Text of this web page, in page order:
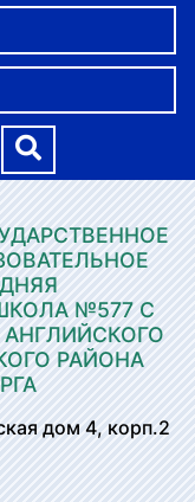
№577 С
РАЙОНА
дом 4, корп.2